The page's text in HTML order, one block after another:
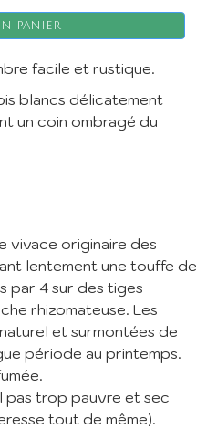
panier
facile et rustique.
blancs délicatement
un coin ombragé du
vivace originaire des
lentement une touffe de
par 4 sur des tiges
rhizomateuse. Les
et surmontées de
période au printemps.
pas trop pauvre et sec
tout de même).